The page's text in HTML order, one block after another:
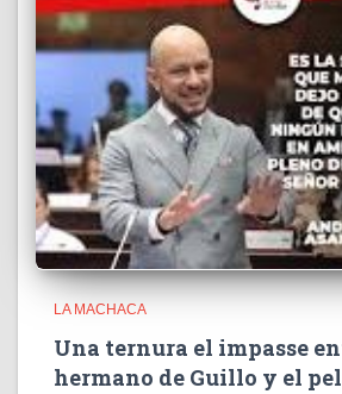
LA MACHACA
Una ternura el impasse
hermano de Guillo y el